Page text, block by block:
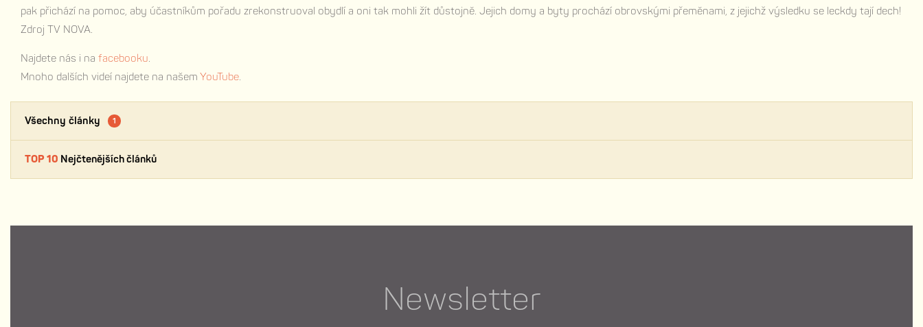
Všechny články 1
TOP 10 Nejčtenějších článků
pak přichází na pomoc, aby účastníkům pořadu zrekonstruoval obydlí a oni tak mohli žít důstojně. Jejich domy a byty prochází obrovskými přeměnami, z jejichž výsledku se leckdy tají dech!
Zdroj TV NOVA.
Najdete nás i na facebooku.
Mnoho dalších videí najdete na našem YouTube.
Newsletter